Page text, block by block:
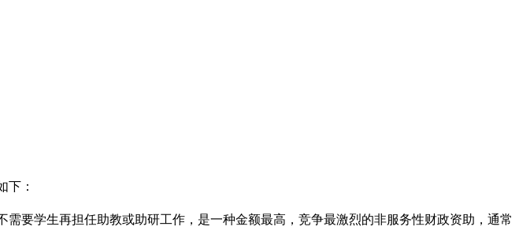
下：
要学生再担任助教或助研工作，是一种金额最高，竞争最激烈的非服务性财政资助，通常